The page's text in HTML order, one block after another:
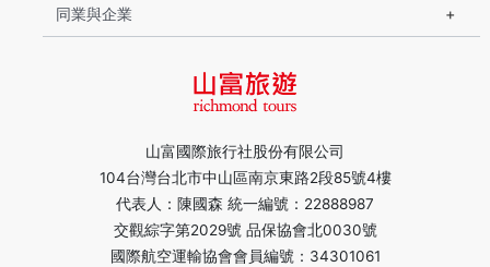
山富國際旅行社股份有限公司
104台灣台北市中山區南京東路2段85號4樓
代表人：陳國森 統一編號：22888987
交觀綜字第2029號 品保協會北0030號
國際航空運輸協會會員編號：34301061
同業與企業